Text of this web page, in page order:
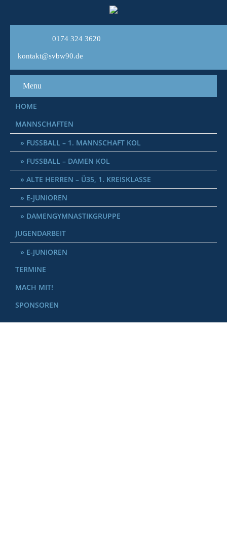
0174 324 3620
kontakt@svbw90.de
Menu
HOME
MANNSCHAFTEN
FUSSBALL – 1. MANNSCHAFT KOL
FUSSBALL – DAMEN KOL
ALTE HERREN – Ü35, 1. KREISKLASSE
E-JUNIOREN
DAMENGYMNASTIKGRUPPE
JUGENDARBEIT
E-JUNIOREN
TERMINE
MACH MIT!
SPONSOREN